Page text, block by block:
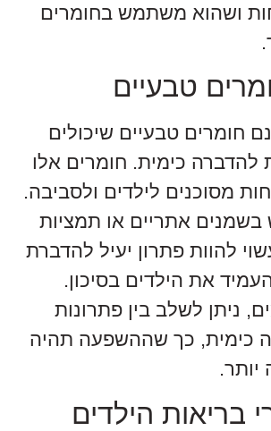
ושהוא משתמש בחומרים
טבעיים
חומרים טבעיים שיכולים
כימית. חומרים אלו
מסוכנים לילדים ולסביבה.
בשמנים אתריים או תמציות
להוות פתרון יעיל להדברת
את הילדים בסיכון.
ניתן לשלב בין פתרונות
כימית, כך שההשפעה תהיה
יותר.
בריאות הילדים